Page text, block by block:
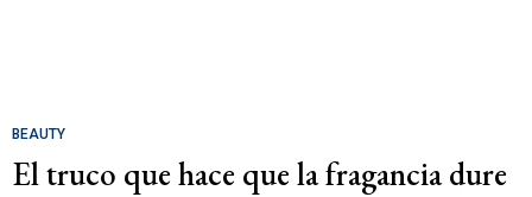
BEAUTY
El truco que hace que la fragancia dure